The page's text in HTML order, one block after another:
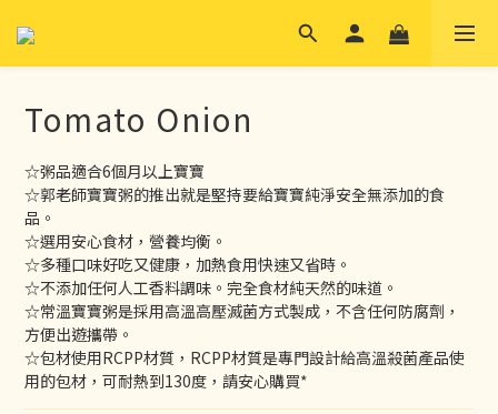
Tomato Onion
☆粥品適合6個月以上寶寶
☆郭老師寶寶粥的推出就是堅持要給寶寶純淨安全無添加的食
品。
☆選用安心食材，營養均衡。
☆多種口味好吃又健康，加熱食用快速又省時。
☆不添加任何人工香料調味。完全食材純天然的味道。
☆常溫寶寶粥是採用高溫高壓滅菌方式製成，不含任何防腐劑，
方便出遊攜帶。
☆包材使用RCPP材質，RCPP材質是專門設計給高溫殺菌產品使
用的包材，可耐熱到130度，請安心購買*